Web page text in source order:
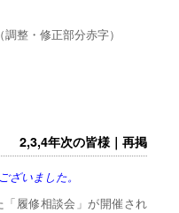
（調整・修正部分赤字）
2,3,4年次の皆様｜再掲
ざいました。
履修相談会」が開催され